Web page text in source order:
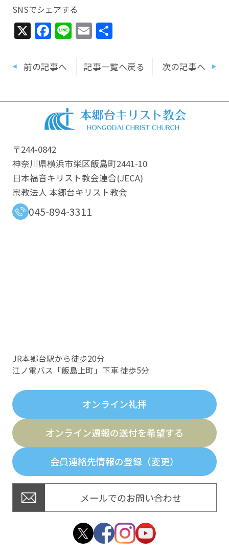
SNSでシェアする
X Facebook
LineEmail
共
前の記事へ 記事一覧へ戻る 次の記事へ
〒244-0842
神奈川県横浜市栄区飯島町2441-10
日本福音キリスト教会連合​(JECA)
宗教法人 本郷台キリスト教会
045-894-3311
JR本郷台駅から徒歩20分
江ノ電バス「飯島上町」下車 徒歩5分
オンライン礼拝
オンライン週報の送付を希望する
会員連絡先情報の登録（変更）
メールでのお問い合わせ